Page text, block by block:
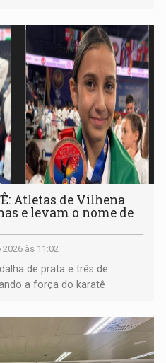
Atletas de Vilhena
e levam o nome de
às 11:02
de prata e três de
a força do karatê